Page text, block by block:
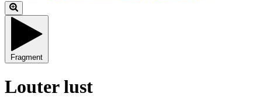
Fragment
Louter lust